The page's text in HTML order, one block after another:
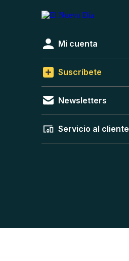
Mi cuenta
Suscríbete
Newsletters
Servicio al cliente